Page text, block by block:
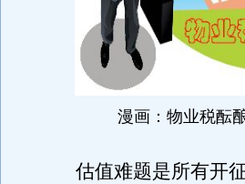
漫画：物业税酝
估值难题是所有开征